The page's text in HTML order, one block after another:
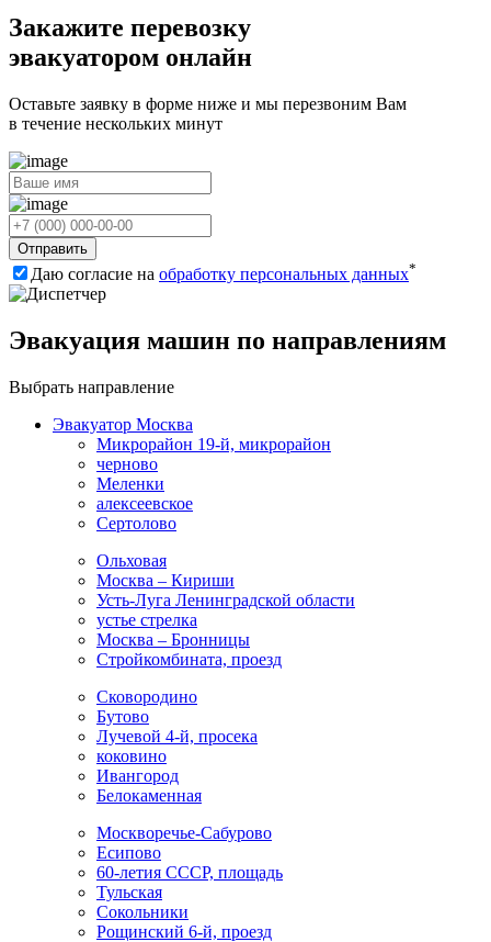
Закажите перевозку
эвакуатором онлайн
Оставьте заявку в форме ниже и мы перезвоним Вам
в течение нескольких минут
Отправить
Даю согласие на обработку персональных данных*
Эвакуация машин по направлениям
Выбрать направление
Эвакуатор Москва
Микрорайон 19-й, микрорайон
черново
Меленки
алексеевское
Сертолово
Ольховая
Москва – Кириши
Усть-Луга Ленинградской области
устье стрелка
Москва – Бронницы
Стройкомбината, проезд
Сковородино
Бутово
Лучевой 4-й, просека
коковино
Ивангород
Белокаменная
Москворечье-Сабурово
Есипово
60-летия СССР, площадь
Тульская
Сокольники
Рощинский 6-й, проезд